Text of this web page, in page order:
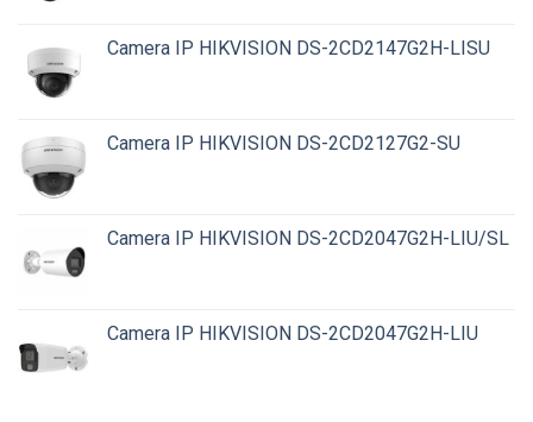
Camera IP HIKVISION DS-2CD2147G2H-LISU
Camera IP HIKVISION DS-2CD2127G2-SU
Camera IP HIKVISION DS-2CD2047G2H-LIU/SL
Camera IP HIKVISION DS-2CD2047G2H-LIU